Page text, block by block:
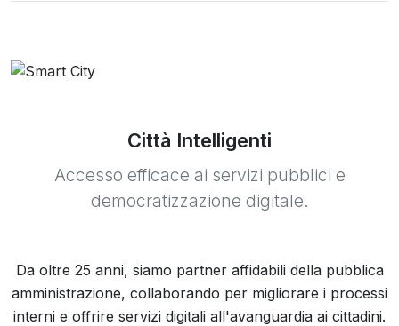
Città Intelligenti
Accesso efficace ai servizi pubblici e
democratizzazione digitale.
Da oltre 25 anni, siamo partner affidabili della pubblica
amministrazione, collaborando per migliorare i processi
interni e offrire servizi digitali all'avanguardia ai cittadini.